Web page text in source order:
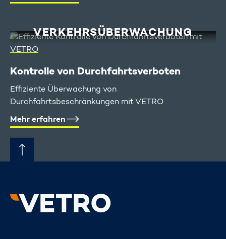
VERKEHRS­ÜBERWACHUNG
Kontrolle von Durchfahrts­verboten
Effiziente Überwachung von
Durchfahrtsbeschränkungen mit VETRO
Mehr erfahren